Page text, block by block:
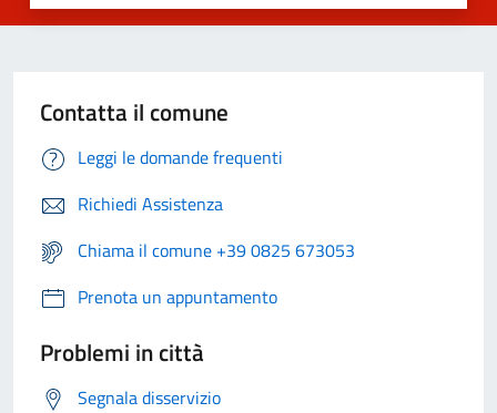
Contatta il comune
Leggi le domande frequenti
Richiedi Assistenza
Chiama il comune +39 0825 673053
Prenota un appuntamento
Problemi in città
Segnala disservizio